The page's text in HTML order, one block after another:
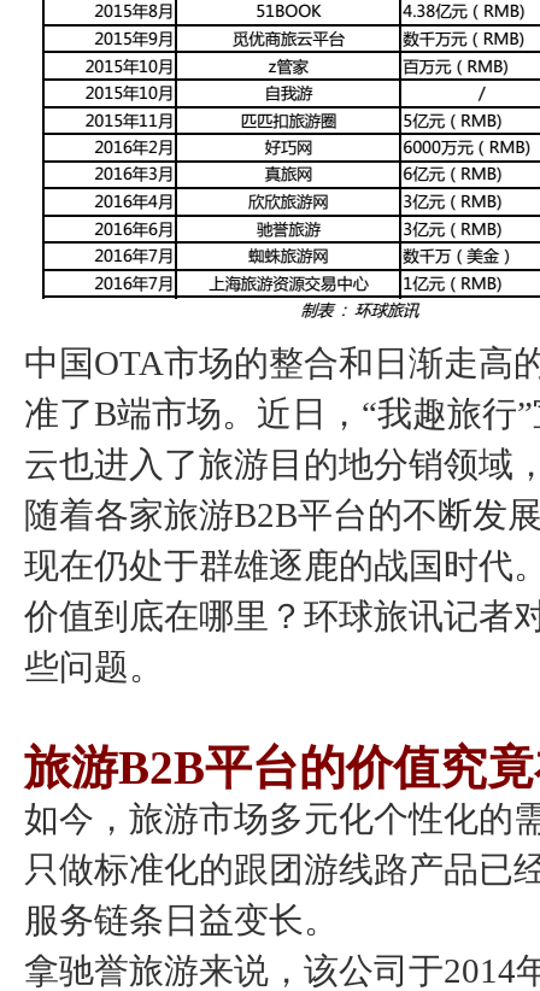
中国OTA市场的整合和日渐走高
准了B端市场。近日，“我趣旅行
云也进入了旅游目的地分销领域
随着各家旅游B2B平台的不断发
现在仍处于群雄逐鹿的战国时代
价值到底在哪里？环球旅讯记者
些问题。
旅游B2B平台的价值究
如今，旅游市场多元化个性化的
只做标准化的跟团游线路产品已
服务链条日益变长。
拿驰誉旅游来说，该公司于2014